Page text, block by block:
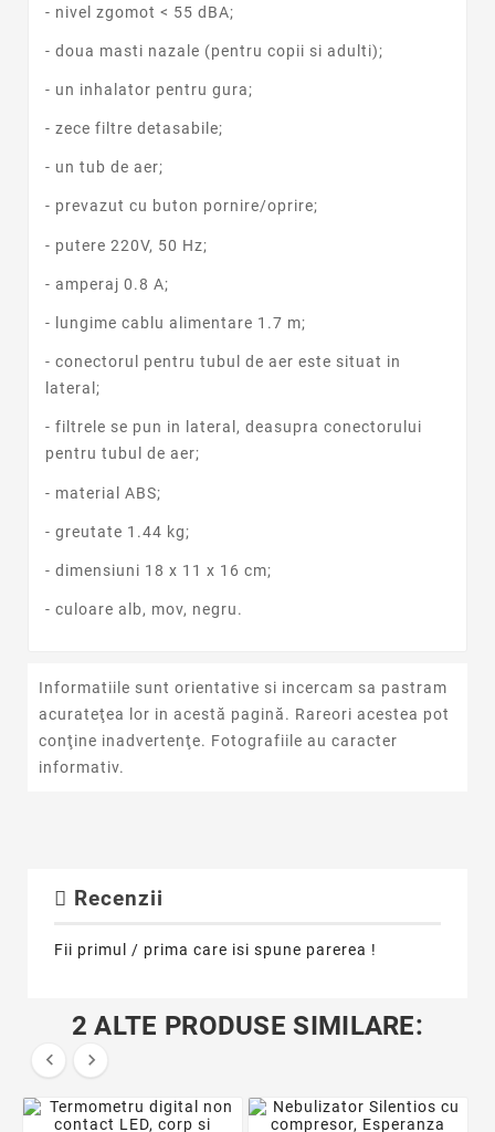
- nivel zgomot < 55 dBA;
- doua masti nazale (pentru copii si adulti);
- un inhalator pentru gura;
- zece filtre detasabile;
- un tub de aer;
- prevazut cu buton pornire/oprire;
- putere 220V, 50 Hz;
- amperaj 0.8 A;
- lungime cablu alimentare 1.7 m;
- conectorul pentru tubul de aer este situat in
lateral;
- filtrele se pun in lateral, deasupra conectorului
pentru tubul de aer;
- material ABS;
- greutate 1.44 kg;
- dimensiuni 18 x 11 x 16 cm;
- culoare alb, mov, negru.
Informatiile sunt orientative si incercam sa pastram
acurateţea lor in acestă pagină. Rareori acestea pot
conţine inadvertenţe. Fotografiile au caracter
informativ.
Recenzii
Fii primul / prima care isi spune parerea !
2 ALTE PRODUSE SIMILARE:
 